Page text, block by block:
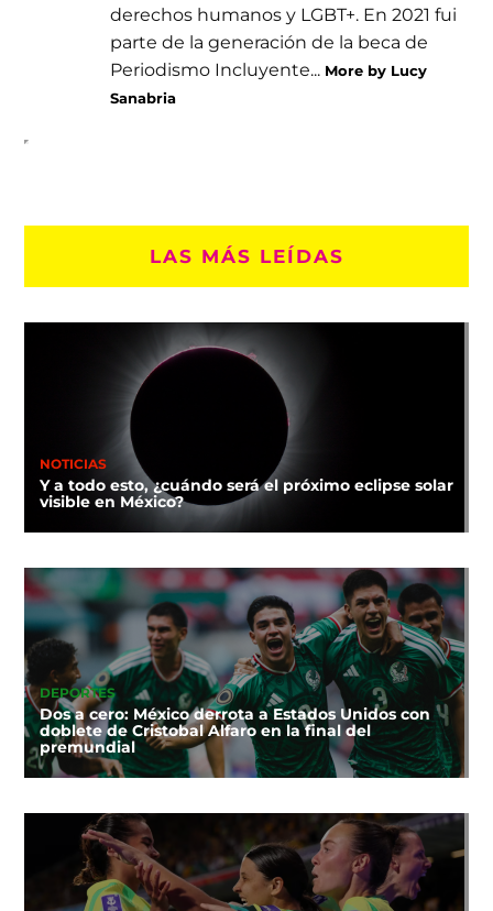
derechos humanos y LGBT+. En 2021 fui
parte de la generación de la beca de
Periodismo Incluyente... More by Lucy
Sanabria
LAS MÁS LEÍDAS
NOTICIAS
Y a todo esto, ¿cuándo será el próximo eclipse solar
visible en México?
DEPORTES
Dos a cero: México derrota a Estados Unidos con
doblete de Cristobal Alfaro en la final del
premundial